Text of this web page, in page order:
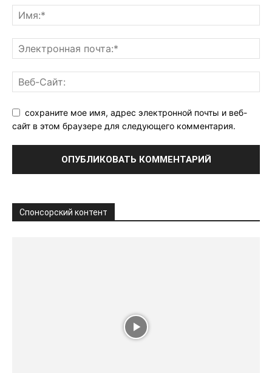
сохраните мое имя, адрес электронной почты и веб-
сайт в этом браузере для следующего комментария.
Спонсорский контент